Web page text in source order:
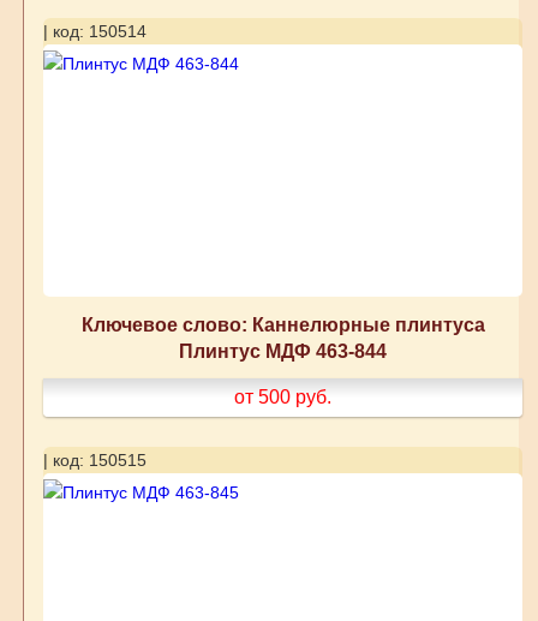
| код: 150514
Ключевое слово: Каннелюрные плинтуса
Плинтус МДФ 463-844
от 500 руб.
| код: 150515